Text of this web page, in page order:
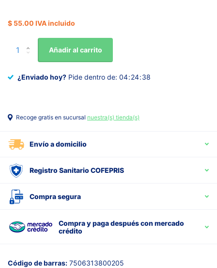
$ 55.00 IVA incluido
Añadir al carrito
¿Enviado hoy? Pide dentro de: 04 24 37
Recoge gratis en sucursal nuestra(s) tienda(s)
Envío a domicilio
Registro Sanitario COFEPRIS
Compra segura
Compra y paga después con mercado
crédito
Código de barras: 7506313800205